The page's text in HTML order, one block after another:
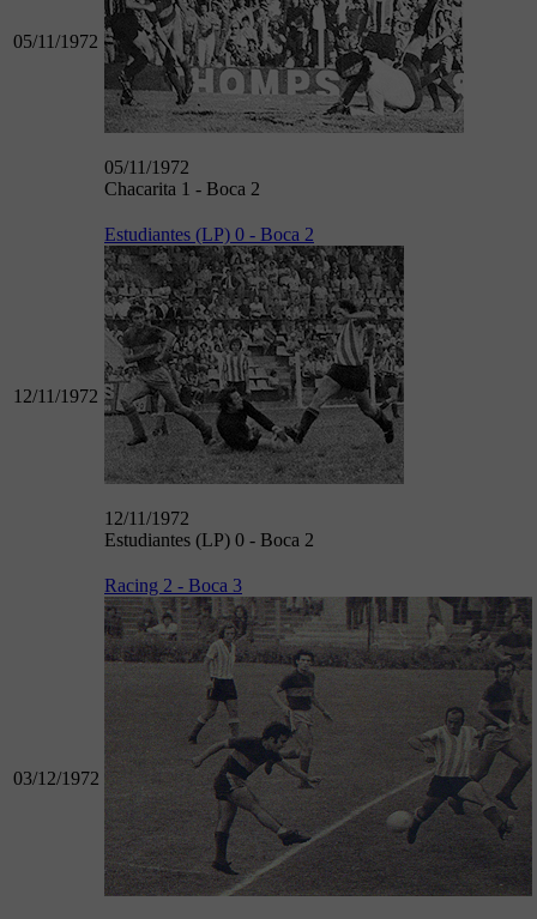
05/11/1972
05/11/1972
Chacarita 1 - Boca 2
12/11/1972
Estudiantes (LP) 0 - Boca 2
12/11/1972
Estudiantes (LP) 0 - Boca 2
03/12/1972
Racing 2 - Boca 3